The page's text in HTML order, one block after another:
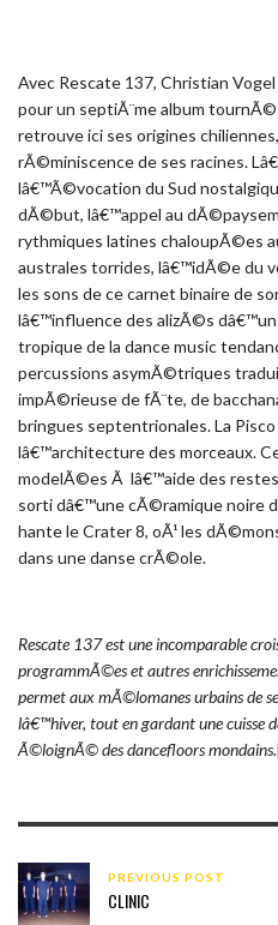
Avec Rescate 137, Christian
pour un septiÃ¨me album
retrouve ici ses origines
rÃ©miniscence de ses racines.
lâ€™Ã©vocation du Sud
dÃ©but, lâ€™appel au
rythmiques latines chaloupÃ©es
australes torrides, lâ€™idÃ©e du
les sons de ce carnet binaire de
lâ€™influence des alizÃ©s
tropique de la dance music
percussions asymÃ©triques
impÃ©rieuse de fÃ¨te, de
bringues septentrionales. La
lâ€™architecture des morceaux.
modelÃ©es Ã lâ€™aide des
sorti dâ€™une cÃ©ramique noire
hante le Crater 8, oÃ¹ les
dans une danse crÃ©ole.
Rescate 137 est une incomparable
programmÃ©es et autres
permet aux mÃ©lomanes urbains de
lâ€™hiver, tout en gardant une cuisse
Ã©loignÃ© des dancefloors mondains.
PREVIOUS POST
CLINIC